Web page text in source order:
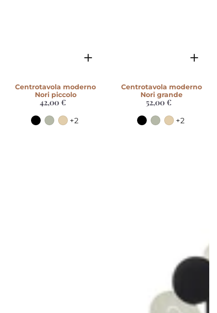
Centrotavola moderno
Nori piccolo
Prezzo
listino
42,00 €
+2
Centrotavola moderno
Nori grande
Prezzo
listino
52,00 €
+2